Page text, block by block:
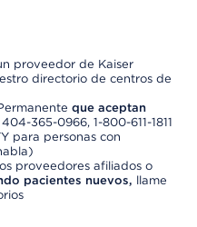
proveedor de Kaiser
directorio de centros de
que aceptan
365-0966, 1-800-611-1811
para personas con
proveedores afiliados o
pacientes nuevos, llame